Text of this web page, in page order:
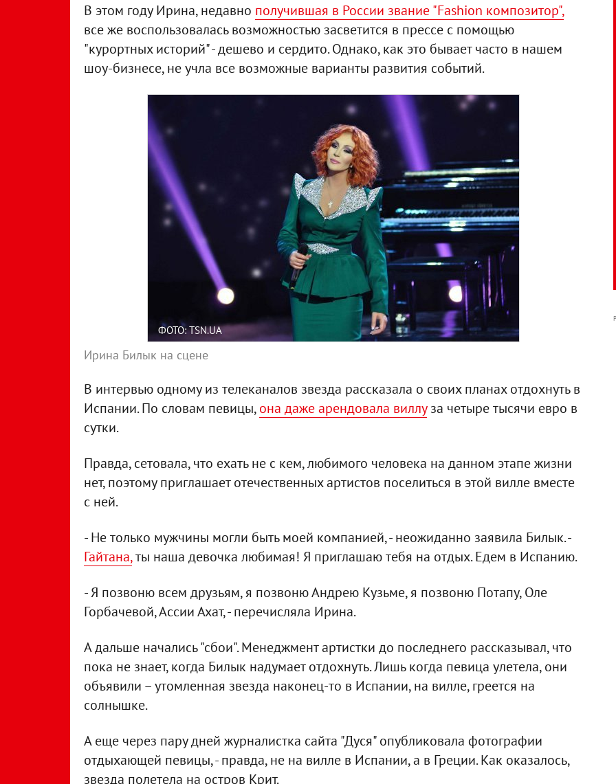
В этом году Ирина, недавно получившая в России звание "Fashion композитор",
все же воспользовалась возможностью засветится в прессе с помощью
"курортных историй" - дешево и сердито. Однако, как это бывает часто в нашем
шоу-бизнесе, не учла все возможные варианты развития событий.
ФОТО: TSN.UA
Ирина Билык на сцене
В интервью одному из телеканалов звезда рассказала о своих планах отдохнуть в
Испании. По словам певицы,она даже арендовала виллуза четыре тысячи евро в
сутки.
Правда, сетовала, что ехать не с кем, любимого человека на данном этапе жизни
нет, поэтому приглашает отечественных артистов поселиться в этой вилле вместе
с ней.
- Не только мужчины могли быть моей компанией, - неожиданно заявила Билык. -
Гайтана,ты наша девочка любимая! Я приглашаю тебя на отдых. Едем в Испанию.
- Я позвоню всем друзьям, я позвоню Андрею Кузьме, я позвоню Потапу, Оле
Горбачевой, Ассии Ахат, - перечисляла Ирина.
А дальше начались "сбои". Менеджмент артистки до последнего рассказывал, что
пока не знает, когда Билык надумает отдохнуть. Лишь когда певица улетела, они
объявили – утомленная звезда наконец-то в Испании, на вилле, греется на
солнышке.
А еще через пару дней журналистка сайта "Дуся" опубликовала фотографии
отдыхающей певицы, - правда, не на вилле в Испании, а в Греции. Как оказалось,
звезда полетела на остров Крит.